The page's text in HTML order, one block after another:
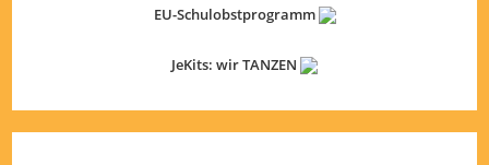
EU-Schulobstprogramm
JeKits: wir TANZEN